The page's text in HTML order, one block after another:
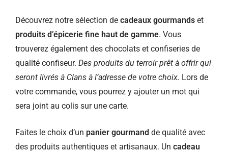
Découvrez notre sélection de cadeaux gourmands et
produits d’épicerie fine haut de gamme. Vous
trouverez également des chocolats et confiseries de
qualité confiseur. Des produits du terroir prêt à offrir qui
seront livrés à Clans à l’adresse de votre choix. Lors de
votre commande, vous pourrez y ajouter un mot qui
sera joint au colis sur une carte.
Faites le choix d’un panier gourmand de qualité avec
des produits authentiques et artisanaux. Un cadeau